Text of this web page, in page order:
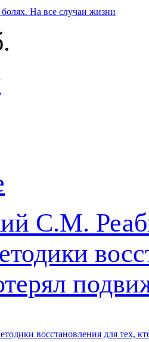
На все случаи жизни
восстановления для тех,